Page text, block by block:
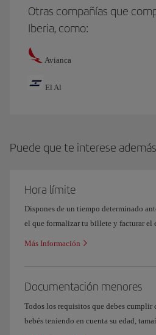
Otras compañías que
Iberia, como:
Avianca
El Al
Puede que te interese además
Hora límite
Dispones de un tiempo determinado
el que formalizar tu billete y facturar el
Más Información
Documentación menores
Todos los requisitos que debes
bebés teniendo en cuenta su edad,